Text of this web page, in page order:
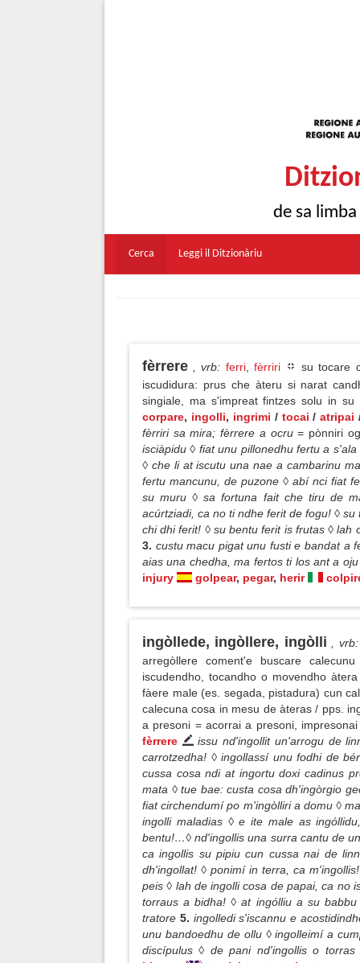
de sa
Cerca Leggi il Ditzionàriu
fèrrere , vrb: ferri, fèrriri
su tocare
iscudidura: prus che àteru si narat
singiale, ma s'impreat fintzes solu in
corpare, ingolli, ingrimi / tocai / atripai
fèrriri sa mira; fèrrere a ocru= pònniri
isciàpidu ◊ fiat unu pillonedhu fertu a
◊ che li at iscutu una nae a cambarinu
fertu mancunu, de puzone ◊ abí nci fiat
su muru ◊ sa fortuna fait che tiru de
acúrtziadi, ca no ti ndhe ferit de fogu! ◊
chi dhi ferit! ◊ su bentu ferit is frutas ◊ lah
3. custu macu pigat unu fusti e bandat a
aias una chedha, ma fertos ti los ant a
injury
golpear, pegar, herir
ingòllede, ingòllere, ingòlli , vrb:
arregòllere coment'e buscare
iscudendho, tocandho o movendho
fàere male (es. segada, pistadura) cun
calecuna cosa in mesu de àteras / pps.
a presoni = acorrai a presoni,
fèrrere
issu nd'ingollit un'arrogu de
carrotzedha! ◊ ingollassí unu fodhi de
cussa cosa ndi at ingortu doxi cadinus
mata ◊ tue bae: custa cosa dh'ingòrgio
fiat circhendumí po m'ingòlliri a domu ◊
ingolli maladias ◊ e ite male as
bentu!…◊ nd'ingollis una surra cantu de
ca ingollis su pipiu cun cussa nai de
dh'ingollat! ◊ ponimí in terra, ca
peis ◊ lah de ingolli cosa de papai, ca no
torraus a bidha! ◊ at ingólliu a su
tratore 5. ingolledi s'iscannu e
unu bandoedhu de ollu ◊ ingolleimí a
discípulus ◊ de pani nd'ingollis o